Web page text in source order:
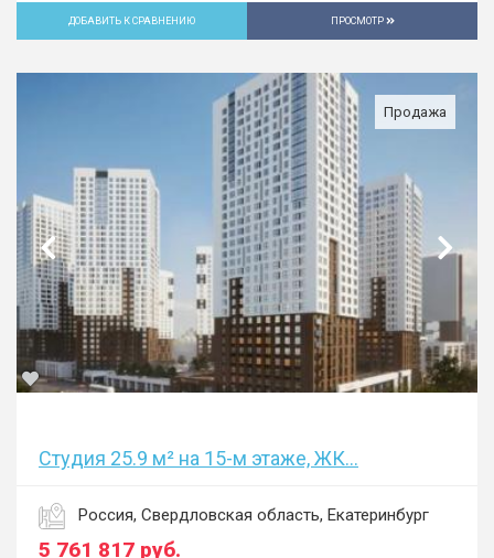
ДОБАВИТЬ К СРАВНЕНИЮ ПРОСМОТР
Продажа
Студия 25.9 м² на 15-м этаже, ЖК...
Россия, Свердловская область, Екатеринбург
5 761 817 руб.